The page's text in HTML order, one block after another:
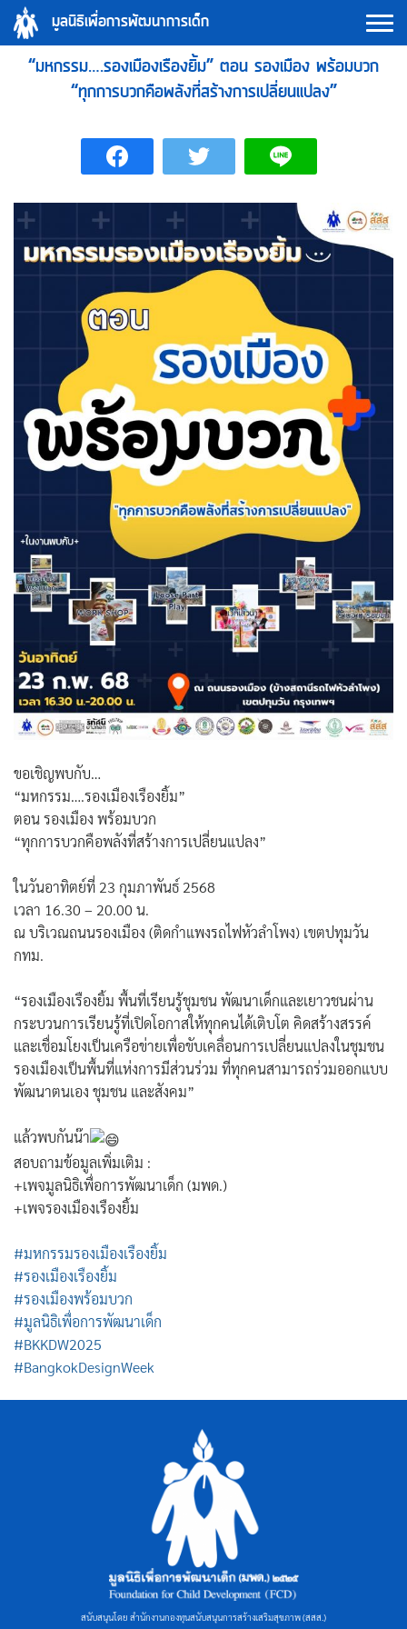
Skip
content
มูลนิธิเพื่อการพัฒนาการเด็ก
“มหกรรม….รองเมืองเรืองยิ้ม” ตอน รองเมือง พร้อมบวก
“ทุกการบวกคือพลังที่สร้างการเปลี่ยนแปลง”
ขอเชิญพบกับ…
“มหกรรม….รองเมืองเรืองยิ้ม”
ตอน รองเมือง พร้อมบวก
“ทุกการบวกคือพลังที่สร้างการเปลี่ยนแปลง”
ในวันอาทิตย์ที่ 23 กุมภาพันธ์ 2568
เวลา 16.30 – 20.00 น.
ณ บริเวณถนนรองเมือง (ติดกำแพงรถไฟหัวลำโพง) เขตปทุมวัน
กทม.
“รองเมืองเรืองยิ้ม พื้นที่เรียนรู้ชุมชน พัฒนาเด็กและเยาวชนผ่าน
กระบวนการเรียนรู้ที่เปิดโอกาสให้ทุกคนได้เติบโต คิดสร้างสรรค์
และเชื่อมโยงเป็นเครือข่ายเพื่อขับเคลื่อนการเปลี่ยนแปลงในชุมชน
รองเมืองเป็นพื้นที่แห่งการมีส่วนร่วม ที่ทุกคนสามารถร่วมออกแบบ
พัฒนาตนเอง ชุมชน และสังคม”
แล้วพบกันน๊า
สอบถามข้อมูลเพิ่มเติม :
+เพจมูลนิธิเพื่อการพัฒนาเด็ก (มพด.)
+เพจรองเมืองเรืองยิ้ม
#มหกรรมรองเมืองเรืองยิ้ม
#รองเมืองเรืองยิ้ม
#รองเมืองพร้อมบวก
#มูลนิธิเพื่อการพัฒนาเด็ก
#BKKDW2025
#BangkokDesignWeek
สนับสนุนโดย สำนักงานกองทุนสนับสนุนการสร้างเสริมสุขภาพ (สสส.)